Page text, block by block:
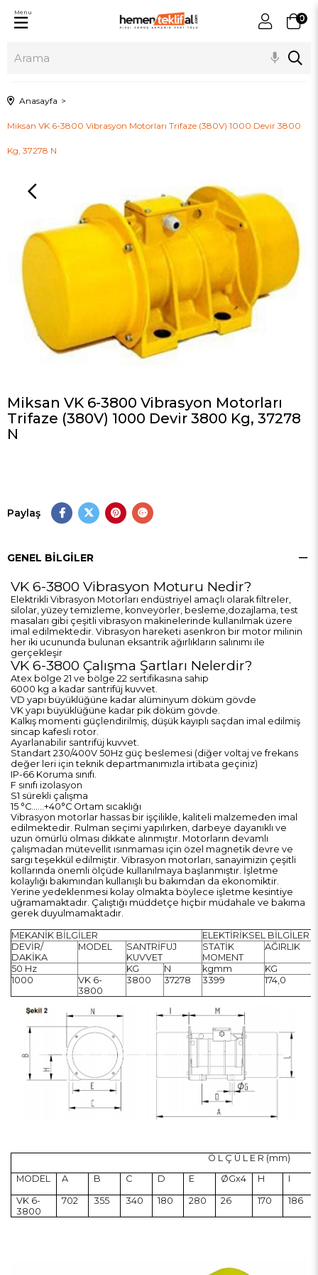
0
Menu
Anasayfa
Miksan VK 6-3800 Vibrasyon Motorları Trifaze (380V) 1000 Devir 3800
Kg, 37278 N
Miksan VK 6-3800 Vibrasyon Motorları
Trifaze (380V) 1000 Devir 3800 Kg, 37278
N
Paylaş
GENEL BILGILER
VK 6-3800 Vibrasyon Moturu Nedir?
Elektrikli Vibrasyon Motorları endüstriyel amaçlı olarak filtreler,
silolar, yüzey temizleme, konveyörler, besleme,dozajlama, test
masaları gibi çeşitli vibrasyon makinelerinde kullanılmak üzere
imal edilmektedir. Vibrasyon hareketi asenkron bir motor milinin
her iki ucununda bulunan eksantrik ağırlıkların salınımı ile
gerçekleşir
VK 6-3800 Çalışma Şartları Nelerdir?
Atex bölge 21 ve bölge 22 sertifikasına sahip
6000 kg a kadar santrifüj kuvvet.
VD yapı büyüklüğüne kadar alüminyum döküm gövde
VK yapı büyüklüğüne kadar pik döküm gövde.
Kalkış momenti güçlendirilmiş, düşük kayıplı saçdan imal edilmiş
sincap kafesli rotor.
Ayarlanabilir santrifüj kuvvet.
Standart 230/400V 50Hz güç beslemesi (diğer voltaj ve frekans
değer leri için teknik departmanımızla irtibata geçiniz)
IP-66 Koruma sınıfı.
F sınıfı izolasyon
S1 sürekli çalışma
15 °C……+40°C Ortam sıcaklığı
Vibrasyon motorlar hassas bir işçilikle, kaliteli malzemeden imal
edilmektedir. Rulman seçimi yapılırken, darbeye dayanıklı ve
uzun ömürlü olması dikkate alınmıştır. Motorların devamlı
çalışmadan mütevellit ısınmaması için özel magnetik devre ve
sargı teşekkül edilmiştir. Vibrasyon motorları, sanayimizin çeşitli
kollarında önemli ölçüde kullanılmaya başlanmıştır. İşletme
kolaylığı bakımından kullanışlı bu bakımdan da ekonomiktir.
Yerine yedeklenmesi kolay olmakta böylece işletme kesintiye
uğramamaktadır. Çalıştığı müddetçe hiçbir müdahale ve bakıma
gerek duyulmamaktadır.
MEKANİK BİLGİLER
ELEKTİRİKSEL BİLGİLER
DEVİR/
DAKİKA
MODEL
SANTRİFUJ
KUVVET
STATİK
MOMENT
AĞIRLIK
50 Hz KG N kgmm
KG
1000
VK 6-
3800
3800 37278 3399 174,0
Ö L Ç Ü L E R (mm)
MODEL
A B C D E ØGx4 H I
VK 6-
3800
702 355 340 180 280 26 170 186